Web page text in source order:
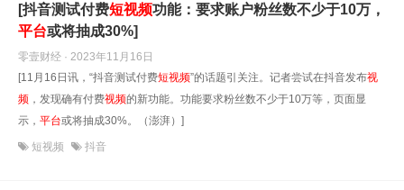
[抖音测试付费短视频功能：要求账户粉丝数不少于10万，
平台或将抽成30%]
零壹财经 · 2023年11月16日
[11月16日讯，“抖音测试付费短视频”的话题引关注。记者尝试在抖音发布视
频 ，发现确有付费视频的新功能。功能要求粉丝数不少于10万等，页面显
示， 平台或将抽成30%。（澎湃）]
短视频 抖音